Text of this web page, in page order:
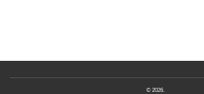
© 2026.